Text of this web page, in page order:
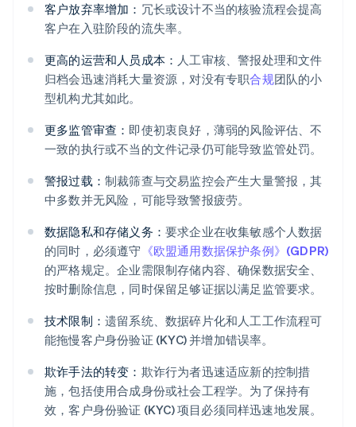
客户放弃率增加： 冗长或设计不当的核验流程会提高
客户在入驻阶段的流失率。
更高的运营和人员成本： 人工审核、警报处理和文件
归档会迅速消耗大量资源，对没有专职合规团队的小
型机构尤其如此。
更多监管审查： 即使初衷良好，薄弱的风险评估、不
一致的执行或不当的文件记录仍可能导致监管处罚。
警报过载： 制裁筛查与交易监控会产生大量警报，其
中多数并无风险，可能导致警报疲劳。
数据隐私和存储义务： 要求企业在收集敏感个人数据
的同时，必须遵守 《欧盟通用数据保护条例》(GDPR)
的严格规定。企业需限制存储内容、确保数据安全、
按时删除信息，同时保留足够证据以满足监管要求。
技术限制： 遗留系统、数据碎片化和人工工作流程可
能拖慢客户身份验证 (KYC) 并增加错误率。
欺诈手法的转变： 欺诈行为者迅速适应新的控制措
施，包括使用合成身份或社会工程学。为了保持有
效，客户身份验证 (KYC) 项目必须同样迅速地发展。